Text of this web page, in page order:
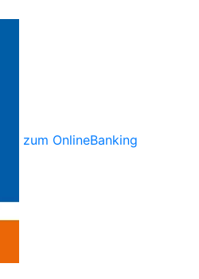
zum OnlineBanking